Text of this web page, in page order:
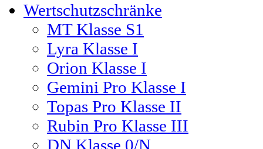
Wertschutzschränke
MT Klasse S1
Lyra Klasse I
Orion Klasse I
Gemini Pro Klasse I
Topas Pro Klasse II
Rubin Pro Klasse III
DN Klasse 0/N